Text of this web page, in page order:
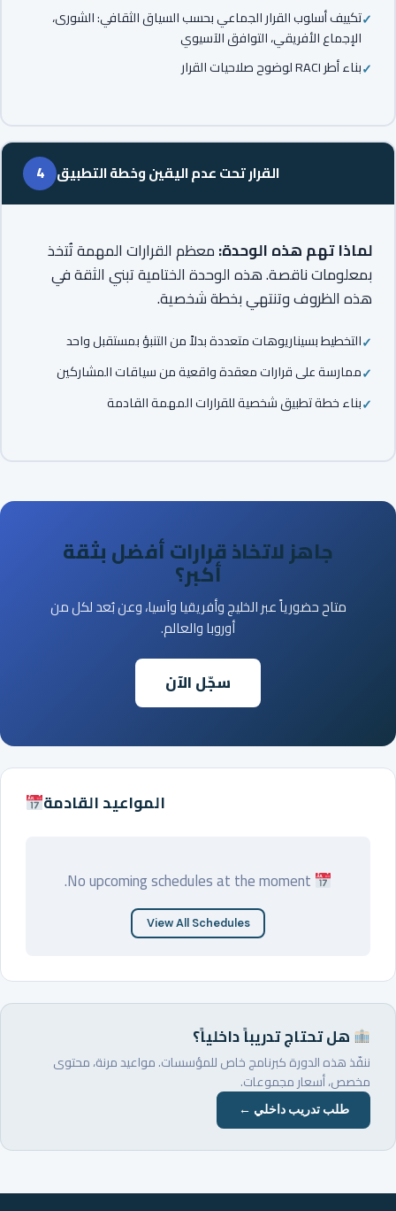
تكييف أسلوب القرار الجماعي بحسب السياق الثقافي: الشورى،
الإجماع الأفريقي، التوافق الآسيوي
بناء أطر RACI لوضوح صلاحيات القرار
4 القرار تحت عدم اليقين وخطة التطبيق
لماذا تهم هذه الوحدة:معظم القرارات المهمة تُتخذ
بمعلومات ناقصة. هذه الوحدة الختامية تبني الثقة في
هذه الظروف وتنتهي بخطة شخصية.
التخطيط بسيناريوهات متعددة بدلاً من التنبؤ بمستقبل واحد
ممارسة على قرارات معقدة واقعية من سياقات المشاركين
بناء خطة تطبيق شخصية للقرارات المهمة القادمة
جاهز لاتخاذ قرارات أفضل بثقة
أكبر؟
متاح حضورياً عبر الخليج وأفريقيا وآسيا، وعن بُعد لكل من
أوروبا والعالم.
سجّل الآن
المواعيد القادمة
View All Schedules
هل تحتاج تدريباً داخلياً؟
ننفّذ هذه الدورة كبرنامج خاص للمؤسسات. مواعيد مرنة، محتوى
مخصص، أسعار مجموعات.
طلب تدريب داخلي ←